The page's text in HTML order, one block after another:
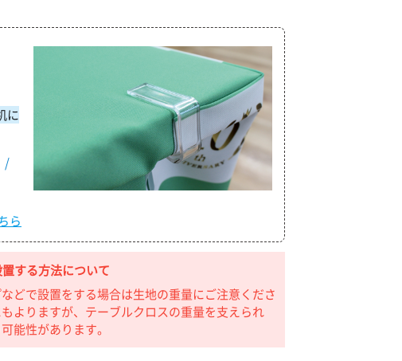
に
/
ら
する方法について
どで設置をする場合は生地の重量にご注意くださ
よりますが、テーブルクロスの重量を支えられ
能性があります。